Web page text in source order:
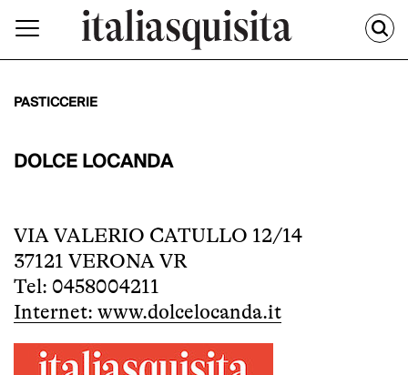
PASTICCERIE
DOLCE LOCANDA
VIA VALERIO CATULLO 12/14
37121 VERONA VR
Tel: 0458004211
Internet: www.dolcelocanda.it